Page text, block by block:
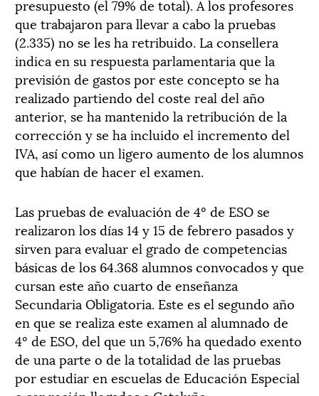
presupuesto (el 79% de total). A los profesores
que trabajaron para llevar a cabo la pruebas
(2.335) no se les ha retribuido. La consellera
indica en su respuesta parlamentaria que la
previsión de gastos por este concepto se ha
realizado partiendo del coste real del año
anterior, se ha mantenido la retribución de la
corrección y se ha incluido el incremento del
IVA, así como un ligero aumento de los alumnos
que habían de hacer el examen.
Las pruebas de evaluación de 4º de ESO se
realizaron los días 14 y 15 de febrero pasados y
sirven para evaluar el grado de competencias
básicas de los 64.368 alumnos convocados y que
cursan este año cuarto de enseñanza
Secundaria Obligatoria. Este es el segundo año
en que se realiza este examen al alumnado de
4º de ESO, del que un 5,76% ha quedado exento
de una parte o de la totalidad de las pruebas
por estudiar en escuelas de Educación Especial